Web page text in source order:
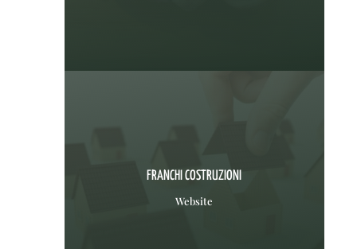
FRANCHI COSTRUZIONI
Website